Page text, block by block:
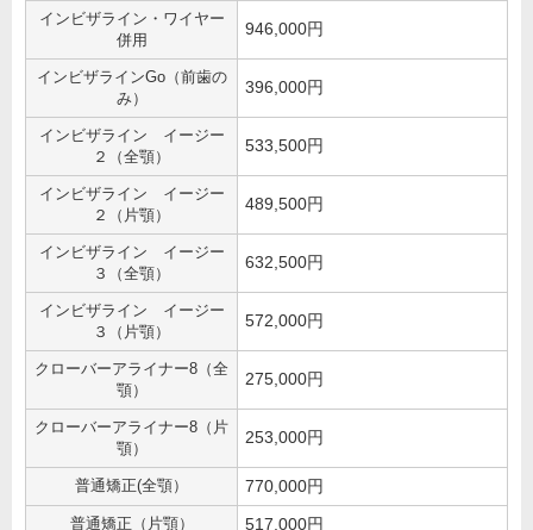
インビザライン・ワイヤー
併用
946,000円
インビザラインGo（前歯の
み）
396,000円
インビザライン イージー
２（全顎）
533,500円
インビザライン イージー
２（片顎）
489,500円
インビザライン イージー
３（全顎）
632,500円
インビザライン イージー
３（片顎）
572,000円
クローバーアライナー8（全
顎）
275,000円
クローバーアライナー8（片
顎）
253,000円
普通矯正(全顎） 770,000円
普通矯正（片顎） 517,000円